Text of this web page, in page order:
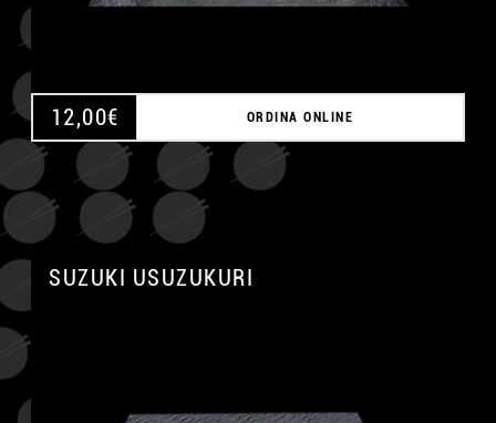
12,00€ ORDINA ONLINE
SUZUKI USUZUKURI